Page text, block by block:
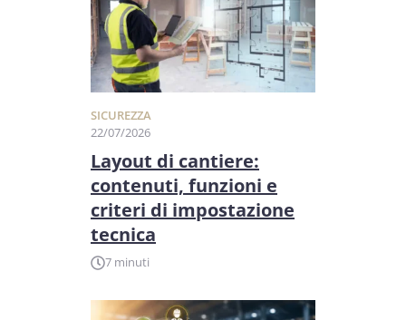
SICUREZZA
22/07/2026
Layout di cantiere:
contenuti, funzioni e
criteri di impostazione
tecnica
7 minuti